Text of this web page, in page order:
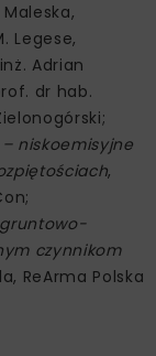
Legese,
Adrian
dr hab.
niskoemisyjne
,
czynnikom
ReArma Polska